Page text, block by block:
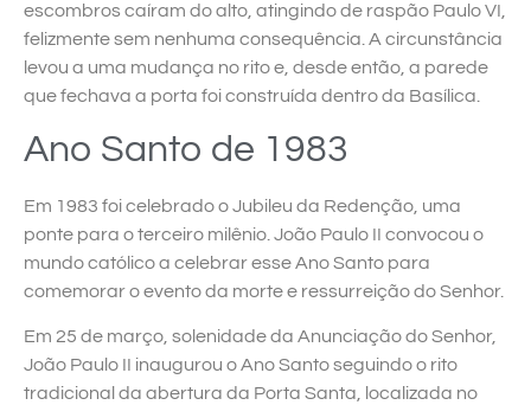
escombros caíram do alto, atingindo de raspão Paulo VI,
felizmente sem nenhuma consequência. A circunstância
levou a uma mudança no rito e, desde então, a parede
que fechava a porta foi construída dentro da Basílica.
Ano Santo de 1983
Em 1983 foi celebrado o Jubileu da Redenção, uma
ponte para o terceiro milênio. João Paulo II convocou o
mundo católico a celebrar esse Ano Santo para
comemorar o evento da morte e ressurreição do Senhor.
Em 25 de março, solenidade da Anunciação do Senhor,
João Paulo II inaugurou o Ano Santo seguindo o rito
tradicional da abertura da Porta Santa, localizada no